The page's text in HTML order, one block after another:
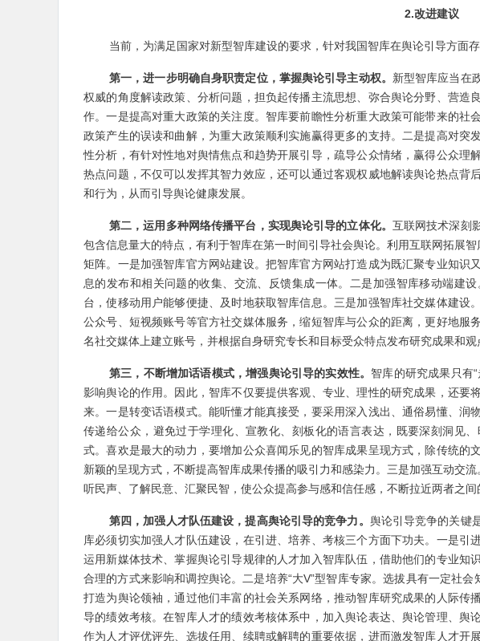
2.改进建议
当前，为满足国家对新型智库建设的要求，针对我国智库在舆论引导方面
第一，进一步明确自身职责定位，掌握舆论引导主动权。 新型智库应当在
权威的角度解读政策、分析问题，担负起传播主流思想、弥合舆论分野、营造
作。一是提高对重大政策的关注度。智库要前瞻性分析重大政策可能带来的社
政策产生的误读和曲解，为重大政策顺利实施赢得更多的支持。二是提高对突
性分析，有针对性地对舆情焦点和趋势开展引导，疏导公众情绪，赢得公众理
热点问题，不仅可以发挥其智力效应，还可以通过客观权威地解读舆论热点背
和行为，从而引导舆论健康发展。
第二，运用多种网络传播平台，实现舆论引导的立体化。 互联网技术深刻
包含信息量大的特点，有利于智库在第一时间引导社会舆论。利用互联网拓展
矩阵。一是加强智库官方网站建设。把智库官方网站打造成为既汇聚专业知识
息的发布和相关问题的收集、交流、反馈集成一体。二是加强智库移动端建
台，使移动用户能够便捷、及时地获取智库信息。三是加强智库社交媒体建设
公众号、短视频账号等官方社交媒体服务，缩短智库与公众的距离，更好地服
名社交媒体上建立账号，并根据自身研究专长和目标受众特点发布研究成果和观
第三，不断增加话语模式，增强舆论引导的实效性。 智库的研究成果只有
影响舆论的作用。因此，智库不仅要提供客观、专业、理性的研究成果，还要
来。一是转变话语模式。能听懂才能真接受，要采用深入浅出、通俗易懂、润
传递给公众，避免过于学理化、宣教化、刻板化的语言表达，既要深刻洞见
式。喜欢是最大的动力，要增加公众喜闻乐见的智库成果呈现方式，除传统的
新颖的呈现方式，不断提高智库成果传播的吸引力和感染力。三是加强互动交
听民声、了解民意、汇聚民智，使公众提高参与感和信任感，不断拉近两者之
第四，加强人才队伍建设，提高舆论引导的竞争力。 舆论引导竞争的关键
库必须切实加强人才队伍建设，在引进、培养、考核三个方面下功夫。一是引
运用新媒体技术、掌握舆论引导规律的人才加入智库队伍，借助他们的专业知
合理的方式来影响和调控舆论。二是培养“大V”型智库专家。选拔具有一定社
打造为舆论领袖，通过他们丰富的社会关系网络，推动智库研究成果的人际传
导的绩效考核。在智库人才的绩效考核体系中，加入舆论表达、舆论管理、舆
作为人才评优评先、选拔任用、续聘或解聘的重要依据，进而激发智库人才开